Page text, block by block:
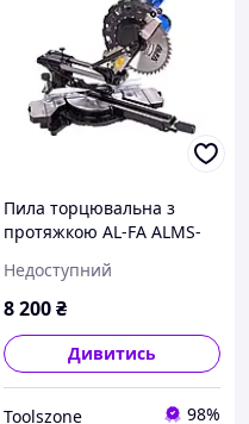
Пила торцювальна з
протяжкою AL-FA ALMS-
Недоступний
8 200₴
Дивитись
Toolszone 98%